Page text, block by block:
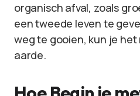
organisch afval, zoals
een tweede leven te
weg te gooien, kun je
aarde.